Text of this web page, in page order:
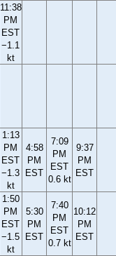
11:38
PM
EST
−1.1
kt
1:13
PM
EST
−1.3
kt
4:58
PM
EST
7:09
PM
EST
0.6 kt
9:37
PM
EST
1:50
PM
EST
−1.5
kt
5:30
PM
EST
7:40
PM
EST
0.7 kt
10:12
PM
EST